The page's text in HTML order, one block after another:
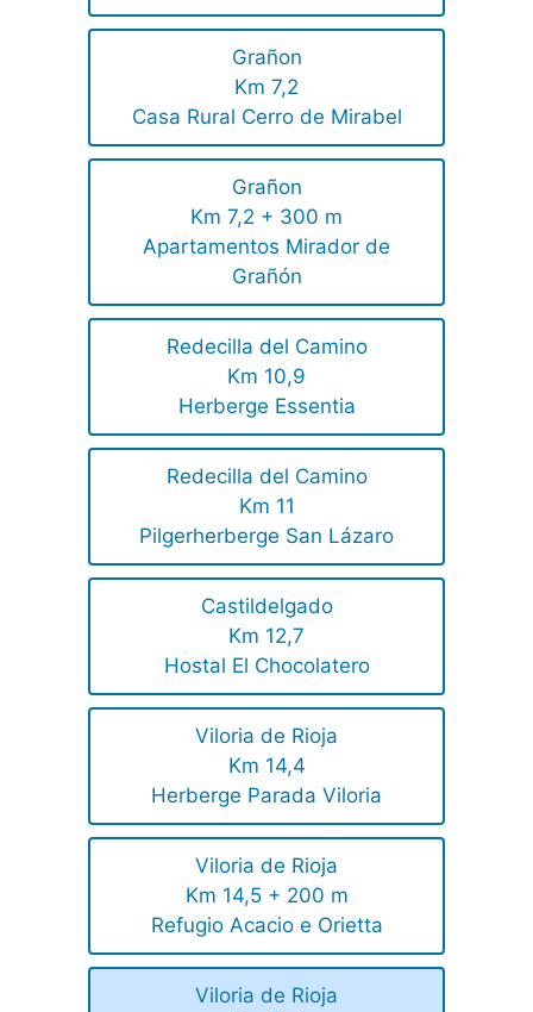
Grañon
Km 7,2
Casa Rural Cerro de Mirabel
Grañon
Km 7,2 + 300 m
Apartamentos Mirador de
Grañón
Redecilla del Camino
Km 10,9
Herberge Essentia
Redecilla del Camino
Km 11
Pilgerherberge San Lázaro
Castildelgado
Km 12,7
Hostal El Chocolatero
Viloria de Rioja
Km 14,4
Herberge Parada Viloria
Viloria de Rioja
Km 14,5 + 200 m
Refugio Acacio e Orietta
Viloria de Rioja